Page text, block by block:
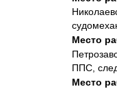
Место
ППС,
Место